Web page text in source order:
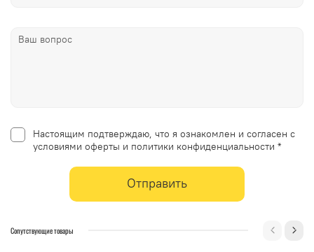
Настоящим подтверждаю, что я ознакомлен и согласен с
условиями оферты и политики конфиденциальности *
Отправить
Сопутствующие товары